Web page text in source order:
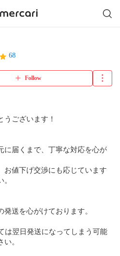
68
Follow
うございます！
に届くまで、丁寧な対応を心が
お値下げ交渉にも応じています
送を心がけております。
は翌日発送になってしまう可能
。